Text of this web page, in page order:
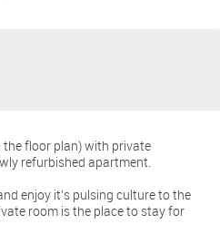
floor plan) with private
refurbished apartment.
enjoy it's pulsing culture to the
room is the place to stay for